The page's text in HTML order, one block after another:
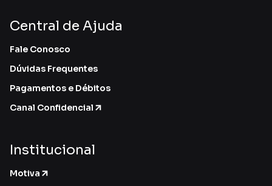
Central de Ajuda
Fale Conosco
Dúvidas Frequentes
Pagamentos e Débitos
Canal Confidencial
Institucional
Motiva